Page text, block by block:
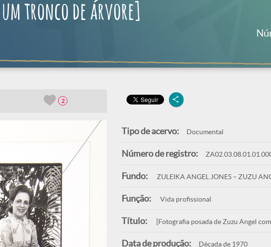
um tronco de árvore]
2
Tipo de acervo: Documental
Número de registro:
Fundo: ZULEIKA ANGEL JONES – ZUZU
Função: Vida profissional
Título: [Fotografia posada de Zuzu Angel
Data de produção: Década de 1970